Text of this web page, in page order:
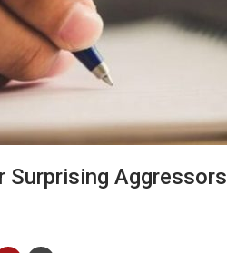
Surprising Aggressors